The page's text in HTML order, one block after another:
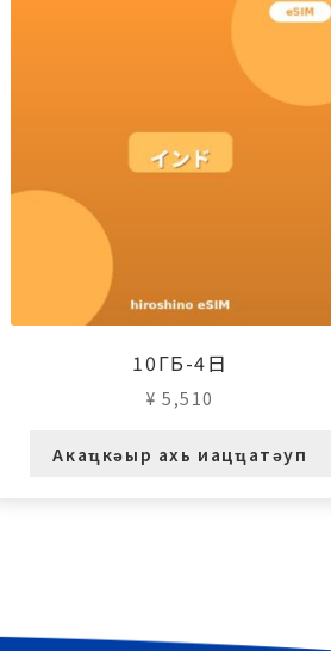
10ГБ-4日
¥ 5,510
Акаҵкәыр ахь иацҵатәуп